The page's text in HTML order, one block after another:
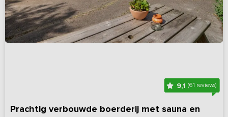
9,1(61 reviews)
Prachtig verbouwde boerderij met sauna en